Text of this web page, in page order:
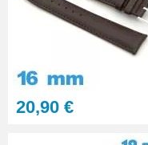
20,90 €